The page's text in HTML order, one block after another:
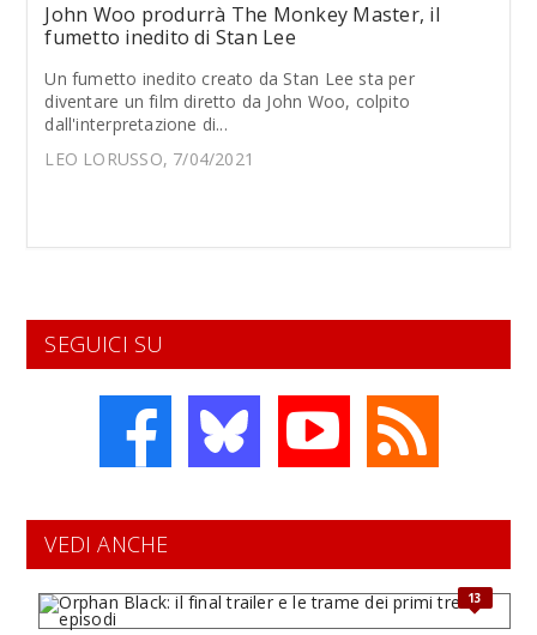
John Woo produrrà The Monkey Master, il
fumetto inedito di Stan Lee
Un fumetto inedito creato da Stan Lee sta per
diventare un film diretto da John Woo, colpito
dall'interpretazione di...
LEO LORUSSO, 7/04/2021
SEGUICI SU
VEDI ANCHE
13